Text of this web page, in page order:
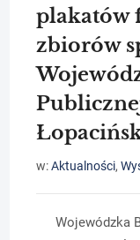
plakatów
zbiorów
w:Aktualności,
Wojewódzka